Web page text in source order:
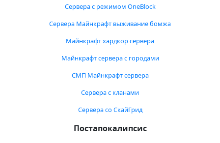
Сервера с режимом OneBlock
Сервера Майнкрафт выживание бомжа
Майнкрафт хардкор сервера
Майнкрафт сервера с городами
СМП Майнкрафт сервера
Сервера с кланами
Сервера со СкайГрид
Постапокалипсис